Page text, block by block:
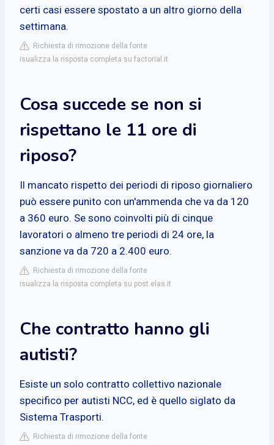
certi casi essere spostato a un altro giorno della
settimana.
Richiesta di rimozione della fonte
isualizza la risposta completa su factorial.it
Cosa succede se non si
rispettano le 11 ore di
riposo?
Il mancato rispetto dei periodi di riposo giornaliero
può essere punito con un'ammenda che va da 120
a 360 euro. Se sono coinvolti più di cinque
lavoratori o almeno tre periodi di 24 ore, la
sanzione va da 720 a 2.400 euro.
Richiesta di rimozione della fonte
isualizza la risposta completa su post.elas.it
Che contratto hanno gli
autisti?
Esiste un solo contratto collettivo nazionale
specifico per autisti NCC, ed è quello siglato da
Sistema Trasporti.
Richiesta di rimozione della fonte